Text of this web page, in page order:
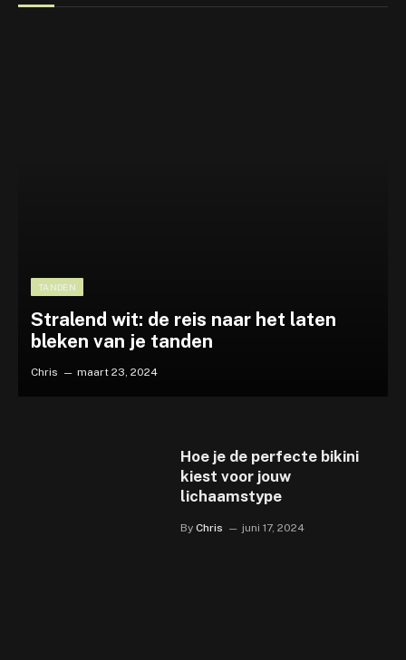
TANDEN
Stralend wit: de reis naar het laten
bleken van je tanden
Chris maart 23, 2024
Hoe je de perfecte bikini
kiest voor jouw
lichaamstype
By Chris juni 17, 2024